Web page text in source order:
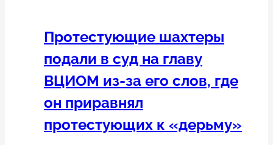
коснется
Протестующие шахтеры
подали в суд на главу
ВЦИОМ из-за его слов, где
он приравнял
протестующих к «дерьму»